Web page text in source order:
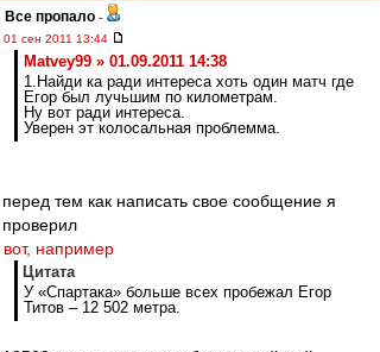
Все пропало -
01 сен 2011 13:44
Matvey99 » 01.09.2011 14:38
1.Найди ка ради интереса хоть один матч где
Егор был лучьшим по километрам.
Ну вот ради интереса.
Уверен эт колосальная проблемма.
перед тем как написать свое сообщение я
проверил
вот, например
Цитата
У «Спартака» больше всех пробежал Егор
Титов – 12 502 метра.